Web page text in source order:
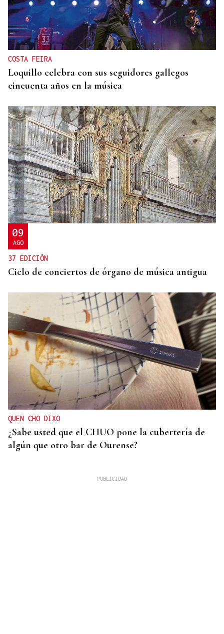
OCIO EN FAMILIA
Los niños carballiñeses vencen el calor en la Festa
da auga
COSTA FEIRA
Loquillo celebra con sus seguidores gallegos
cincuenta años en la música
09
AGO
37 EDICIÓN
Ciclo de conciertos de órgano de música antigua
QUEN CHO DIXO
¿Sabe usted que el CHUO pone la cubertería de
algún que otro bar de Ourense?